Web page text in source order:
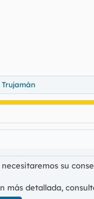
Trujamán
su
más detallada,